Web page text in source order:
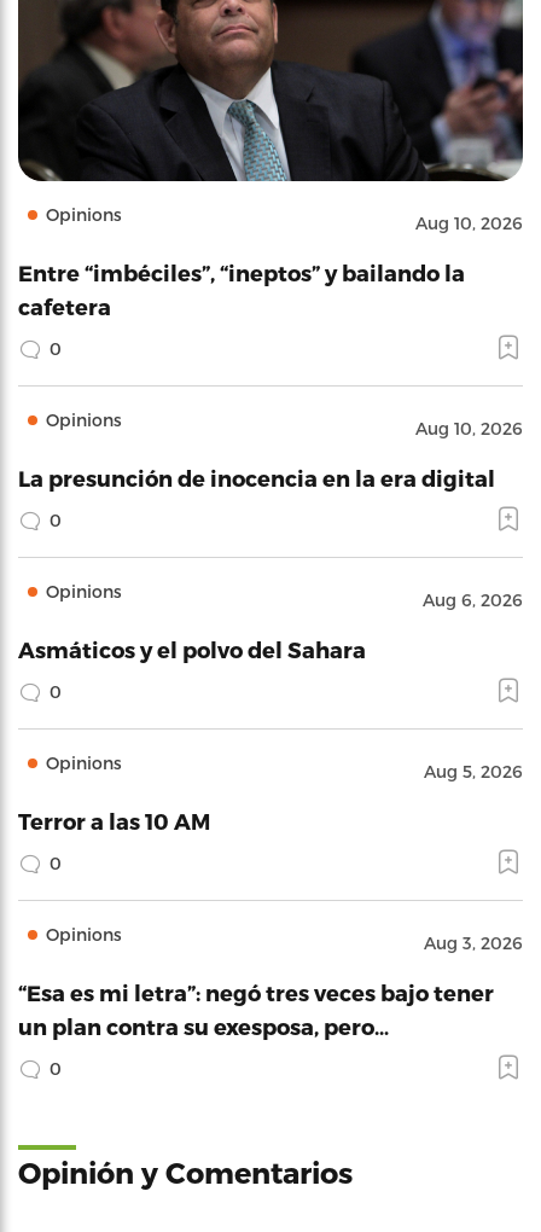
Opinions Aug 10, 2026
Entre “imbéciles”, “ineptos” y bailando la
cafetera
0
Opinions Aug 10, 2026
La presunción de inocencia en la era digital
0
Opinions Aug 6, 2026
Asmáticos y el polvo del Sahara
0
Opinions Aug 5, 2026
Terror a las 10 AM
0
Opinions Aug 3, 2026
“Esa es mi letra”: negó tres veces bajo tener
un plan contra su exesposa, pero…
0
Opinión y Comentarios